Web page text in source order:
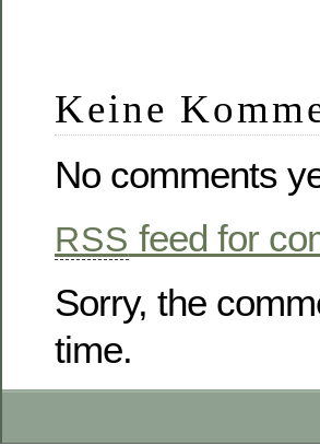
Keine
No comments
RSS feed for
Sorry, the
time.